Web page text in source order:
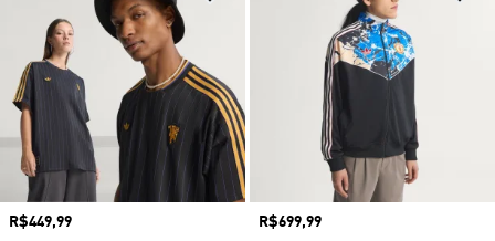
Preço
R$449,99
Preço
R$699,99